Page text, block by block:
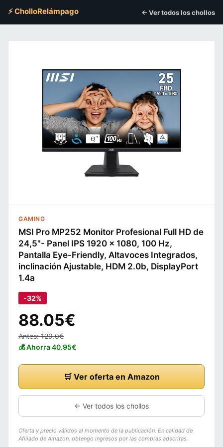
⚡ CholloRelámpago ← Ver todos los chollos
GAMING
MSI Pro MP252 Monitor Profesional Full HD de
24,5"- Panel IPS 1920 x 1080, 100 Hz,
Pantalla Eye-Friendly, Altavoces Integrados,
inclinación Ajustable, HDM 2.0b, DisplayPort
1.4a
-32%
88.05€
Antes: 129.0€
💰 Ahorra 40.95€
🛒 Ver oferta en Amazon
← Ver todos los chollos
Oferta y precio válidos al momento de la publicación. En calidad de
Afiliado de Amazon, obtengo ingresos por las compras adscritas.